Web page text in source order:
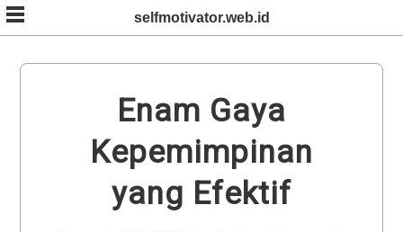
Skip
to
content
selfmotivator.web.id
Enam Gaya
Kepemimpinan
yang Efektif